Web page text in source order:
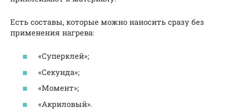
Есть составы, которые можно наносить сразу без
применения нагрева:
«Суперклей»;
«Секунда»;
«Момент»;
«Акриловый».